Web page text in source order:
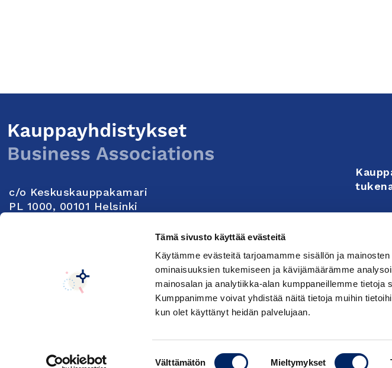
Tämä sivusto käyttää evästeitä
Käytämme evästeitä tarjoamamme sisällön ja
ominaisuuksien tukemiseen ja kävijämäärämme
mainosalan ja analytiikka-alan kumppaneillemme tietoja
Kumppanimme voivat yhdistää näitä tietoja muihin
kun olet käyttänyt heidän palvelujaan.
Välttämätön Mieltymykset
c/o Keskuskauppakamari
PL 1000, 00101 Helsinki
Keskuskauppakamarin tietosuojaseloste Muuta evästeasetuksia